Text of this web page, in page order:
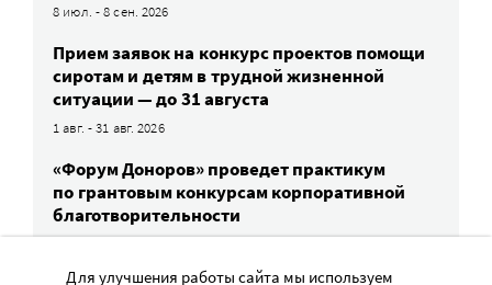
8 июл. - 8 сен. 2026
Прием заявок на конкурс проектов помощи
сиротам и детям в трудной жизненной
ситуации — до 31 августа
1 авг. - 31 авг. 2026
«Форум Доноров» проведет практикум
по грантовым конкурсам корпоративной
благотворительности
Для улучшения работы сайта мы используем